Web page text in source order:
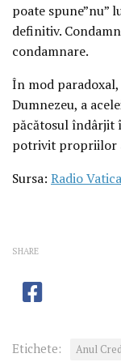
poate spune”nu”
definitiv.
condamnare.
În mod
Dumnezeu, a
păcătosul îndârjit
potrivit propriilor
Sursa: Radio
SHARE
Etichete: Anul